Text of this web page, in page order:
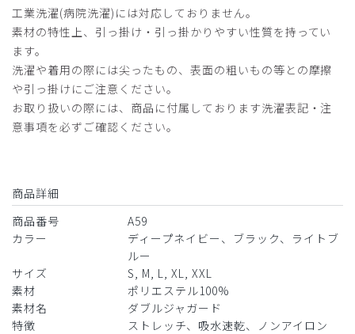
工業洗濯(病院洗濯)には対応しておりません。
素材の特性上、引っ掛け・引っ掛かりやすい性質を持ってい
ます。
洗濯や着用の際には尖ったもの、表面の粗いもの等との摩擦
や引っ掛けにご注意ください。
お取り扱いの際には、商品に付属しております洗濯表記・注
意事項を必ずご確認ください。
商品詳細
商品番号
A59
カラー
ディープネイビー、ブラック、ライトブ
ルー
サイズ
S, M, L, XL, XXL
素材
ポリエステル100%
素材名
ダブルジャガード
特徴
ストレッチ、吸水速乾、ノンアイロン